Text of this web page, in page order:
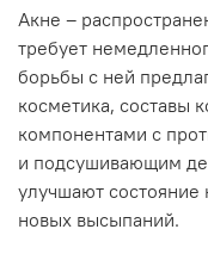
Акне –
требует
борьбы с ней
косметика, составы
компонентами с
и подсушивающим
улучшают
новых высыпаний.